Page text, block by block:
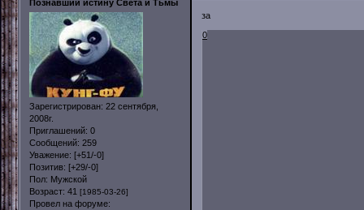
Познавший истину Света и Тьмы
Зарегистрирован: 22 сентября,
2008г.
Приглашений: 0
Сообщений: 259
Уважение: [+51/-0]
Позитив: [+29/-0]
Пол: Мужской
Возраст: 41 [1985-03-26]
Провел на форуме:
за
0